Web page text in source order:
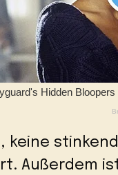
keine
Außerdem